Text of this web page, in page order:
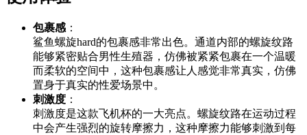
包裹感 ：
鲨鱼螺旋hard的包裹感非常出色。通道内部的螺旋纹路
能够紧密贴合男性生殖器，仿佛被紧紧包裹在一个温暖
而柔软的空间中，这种包裹感让人感觉非常真实，仿佛
置身于真实的性爱场景中。
刺激度 ：
刺激度是这款飞机杯的一大亮点。螺旋纹路在运动过程
中会产生强烈的旋转摩擦力，这种摩擦力能够刺激到每